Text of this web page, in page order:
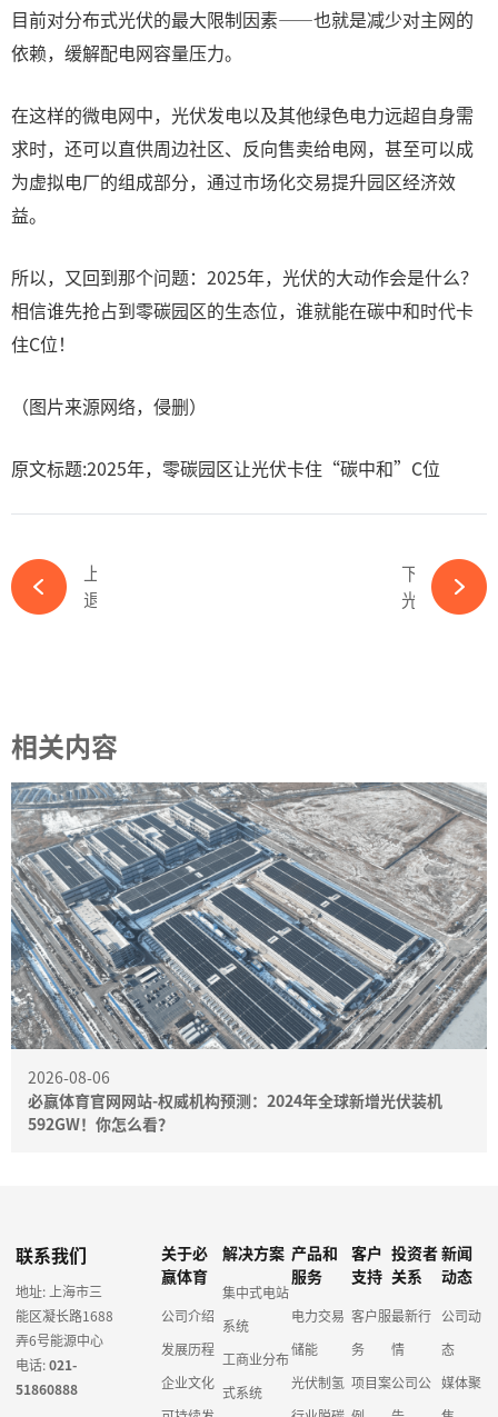
目前对分布式光伏的最大限制因素——也就是减少对主网的
依赖，缓解配电网容量压力。
在这样的微电网中，光伏发电以及其他绿色电力远超自身需
求时，还可以直供周边社区、反向售卖给电网，甚至可以成
为虚拟电厂的组成部分，通过市场化交易提升园区经济效
益。
所以，又回到那个问题：2025年，光伏的大动作会是什么？
相信谁先抢占到零碳园区的生态位，谁就能在碳中和时代卡
住C位！
（图片来源网络，侵删）
原文标题:2025年，零碳园区让光伏卡住“碳中和”C位
下一篇
光储行业迎来利好，民企座谈会“谈”了什么？-必赢体育官网网站
相关内容
2026-08-06
必赢体育官网网站-权威机构预测：2024年全球新增光伏装机
592GW！你怎么看？
联系我们
地址: 上海市三
能区凝长路1688
弄6号能源中心
电话:021-
51860888
关于必
赢体育
公司介绍
发展历程
企业文化
解决方案
集中式电站
系统
工商业分布
式系统
产品和
服务
电力交易
储能
光伏制氢
客户
支持
客户服
务
项目案
投资者
关系
最新行
情
公司公
新闻
动态
公司动
态
媒体聚